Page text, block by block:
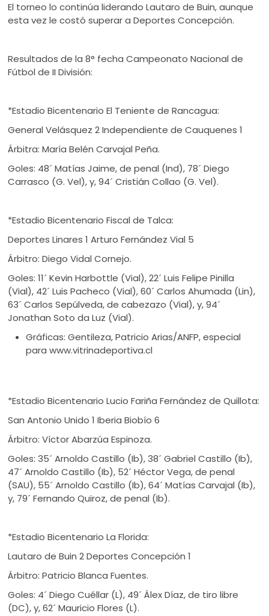
El torneo lo continúa liderando Lautaro de Buin, aunque
esta vez le costó superar a Deportes Concepción.
Resultados de la 8° fecha Campeonato Nacional de
Fútbol de II División:
*Estadio Bicentenario El Teniente de Rancagua:
General Velásquez 2 Independiente de Cauquenes 1
Árbitra: María Belén Carvajal Peña.
Goles: 48´ Matías Jaime, de penal (Ind), 78´ Diego
Carrasco (G. Vel), y, 94´ Cristián Collao (G. Vel).
*Estadio Bicentenario Fiscal de Talca:
Deportes Linares 1 Arturo Fernández Vial 5
Árbitro: Diego Vidal Cornejo.
Goles: 11´ Kevin Harbottle (Vial), 22´ Luis Felipe Pinilla
(Vial), 42´ Luis Pacheco (Vial), 60´ Carlos Ahumada (Lin),
63´ Carlos Sepúlveda, de cabezazo (Vial), y, 94´
Jonathan Soto da Luz (Vial).
Gráficas: Gentileza, Patricio Arias/ANFP, especial
para www.vitrinadeportiva.cl
*Estadio Bicentenario Lucio Fariña Fernández de Quillota:
San Antonio Unido 1 Iberia Biobío 6
Árbitro: Víctor Abarzúa Espinoza.
Goles: 35´ Arnoldo Castillo (Ib), 38´ Gabriel Castillo (Ib),
47´ Arnoldo Castillo (Ib), 52´ Héctor Vega, de penal
(SAU), 55´ Arnoldo Castillo (Ib), 64´ Matías Carvajal (Ib),
y, 79´ Fernando Quiroz, de penal (Ib).
*Estadio Bicentenario La Florida:
Lautaro de Buin 2 Deportes Concepción 1
Árbitro: Patricio Blanca Fuentes.
Goles: 4´ Diego Cuéllar (L), 49´ Álex Díaz, de tiro libre
(DC), y, 62´ Mauricio Flores (L).